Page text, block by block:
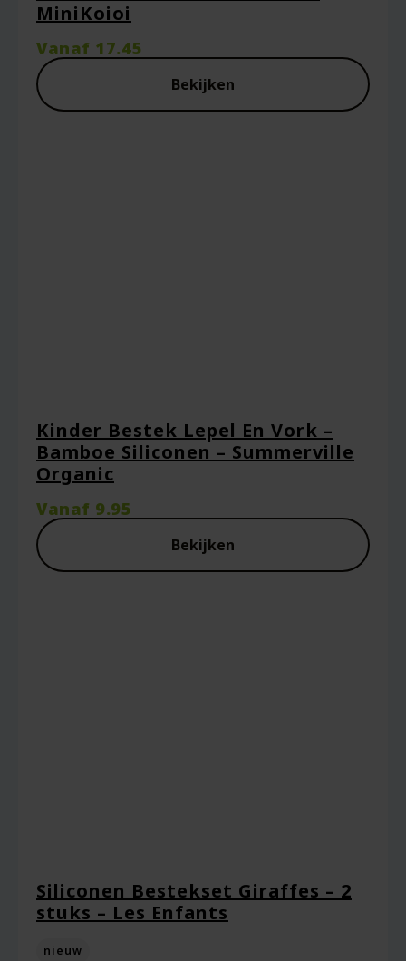
MiniKoioi
Vanaf 17.45
Bekijken
Kinder Bestek Lepel En Vork –
Bamboe Siliconen – Summerville
Organic
Vanaf 9.95
Bekijken
Siliconen Bestekset Giraffes – 2
stuks – Les Enfants
nieuw